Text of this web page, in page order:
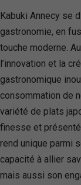
Kabuki Annecy se
gastronomie, en
touche moderne.
l’innovation et la
gastronomique
consommation de
variété de plats
finesse et
rend unique parmi
capacité à allier
mais aussi son